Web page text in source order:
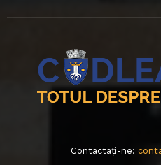
Contactați-ne: